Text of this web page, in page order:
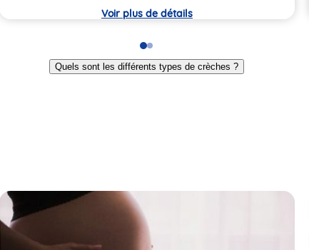
Voir plus de détails
Go
to
slide
Go
to
slide
Quels sont les différents types de crèches ?